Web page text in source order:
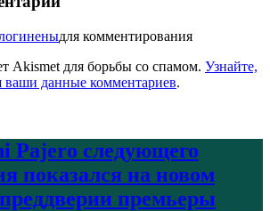
для комментирования
Akismet для борьбы со спамом. Узнайте,
ваши данные комментариев.
Pajero следующего
показался на новом
премьеры